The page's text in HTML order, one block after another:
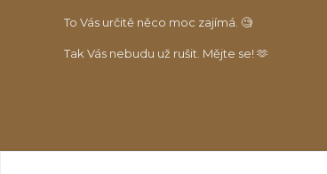
To Vás určitě něco moc zajímá. 🧐
Tak Vás nebudu už rušit. Mějte se! 🫶